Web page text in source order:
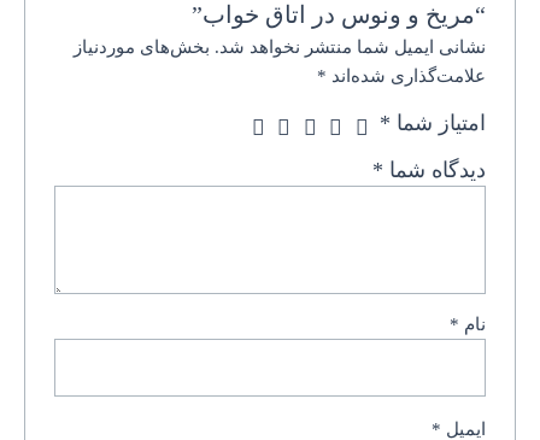
“مریخ و ونوس در اتاق خواب”
نشانی ایمیل شما منتشر نخواهد شد. بخش‌های موردنیاز
علامت‌گذاری شده‌اند *
امتیاز شما *
دیدگاه شما *
نام *
ایمیل *